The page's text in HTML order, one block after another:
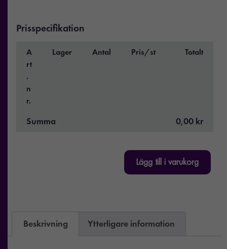
Prisspecifikation
A
rt
.
n
r.
Lager Antal Pris/st Totalt
Summa 0,00 kr
Lägg till i varukorg
Beskrivning Ytterligare information